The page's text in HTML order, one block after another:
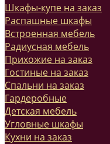
Шкафы-купе на заказ
Распашные шкафы
Встроенная мебель
Радиусная мебель
Прихожие на заказ
Гостиные на заказ
Спальни на заказ
Гардеробные
Детская мебель
Угловные шкафы
Кухни на заказ